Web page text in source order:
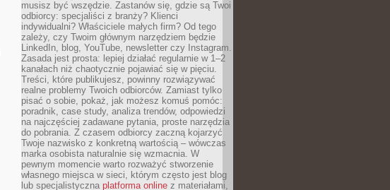
musisz być wszędzie. Zastanów się, gdzie są Twoi
odbiorcy: specjaliści z branży? Klienci
indywidualni? Właściciele małych firm? Od tego
zależy, czy Twoim głównym narzędziem będzie
LinkedIn, blog, YouTube, newsletter czy Instagram.
Zasada jest prosta: lepiej działać regularnie w 1–2
kanałach niż chaotycznie pojawiać się w pięciu.
Treści, które publikujesz, powinny rozwiązywać
realne problemy Twoich odbiorców. Zamiast tylko
pisać o sobie, pokaż, jak możesz komuś pomóc:
poradnik, case study, analiza trendów, odpowiedzi
na najczęściej zadawane pytania, proste narzędzia
do pobrania. Z czasem odbiorcy zaczną kojarzyć
Twoje nazwisko z konkretną wartością – wówczas
marka osobista naturalnie się wzmacnia. W
pewnym momencie warto rozważyć stworzenie
własnego miejsca w sieci, którym często jest blog
lub specjalistyczna platforma online z materiałami,